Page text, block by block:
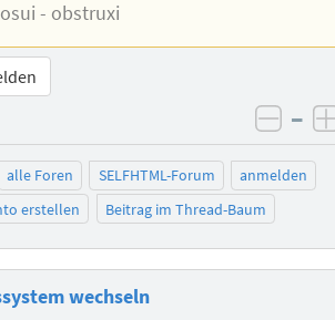
- obstruxi
–
alle Foren SELFHTML-Forum
anmelden
erstellen
Beitrag im Thread-Baum
wechseln